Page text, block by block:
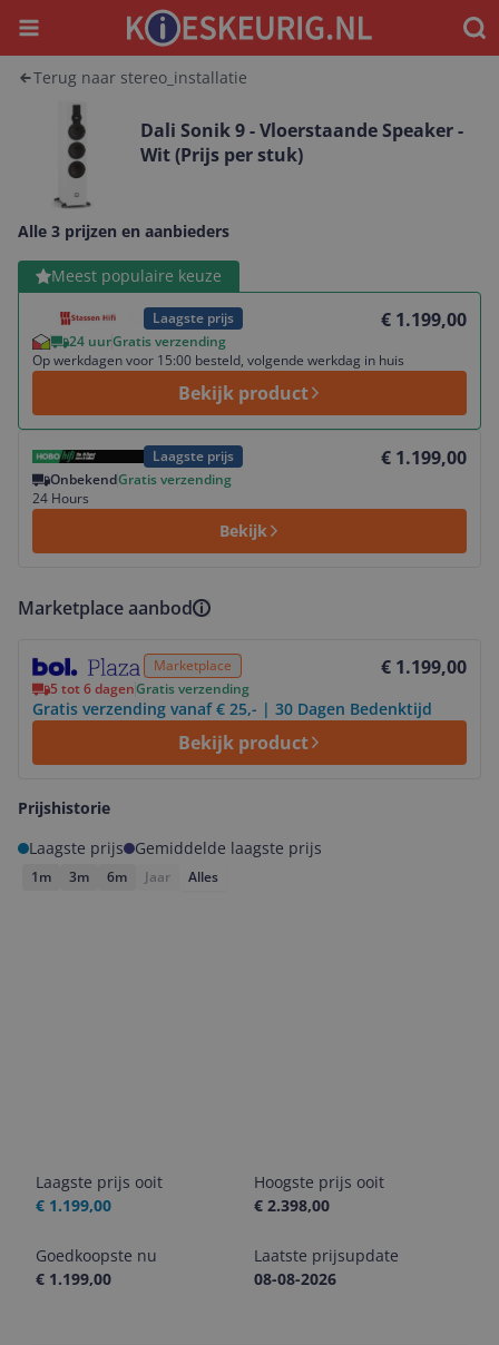
Menu
Terug naar stereo_installatie
Dali Sonik 9 - Vloerstaande Speaker -
Wit (Prijs per stuk)
Alle 3 prijzen en aanbieders
Meest populaire keuze
Laagste prijs € 1.199,00
24 uurGratis verzending
Op werkdagen voor 15:00 besteld, volgende werkdag in huis
Bekijk product
Bekijk product
Laagste prijs € 1.199,00
OnbekendGratis verzending
24 Hours
Bekijk
Marketplace aanbod
Marketplace € 1.199,00
5 tot 6 dagenGratis verzending
Gratis verzending vanaf € 25,- | 30 Dagen Bedenktijd
Bekijk product
Prijshistorie
Laagste prijs
Gemiddelde laagste prijs
1m 3m 6m Jaar Alles
Laagste prijs ooit
€ 1.199,00
Hoogste prijs ooit
€ 2.398,00
Goedkoopste nu
€ 1.199,00
Laatste prijsupdate
08-08-2026